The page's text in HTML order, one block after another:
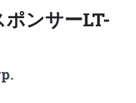
ンサーLT-